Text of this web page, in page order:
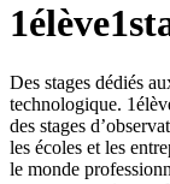
Des stages dédiés
technologique.
des stages
les écoles et les
le monde